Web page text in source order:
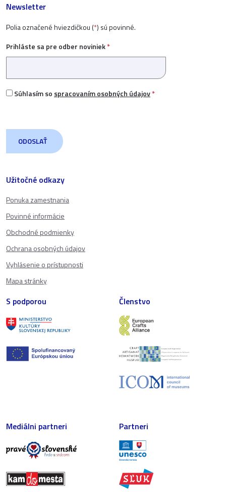
Užitočné odkazy
Ponuka zamestnania
Povinné informácie
Obchodné podmienky
Ochrana osobných údajov
Vyhlásenie o prístupnosti
Mapa stránky
Newsletter
Polia označené hviezdičkou (*) sú povinné.
Prihláste sa pre odber noviniek*
Súhlasím so spracovaním osobných údajov*
S podporou Členstvo
Mediálni partneri Partneri